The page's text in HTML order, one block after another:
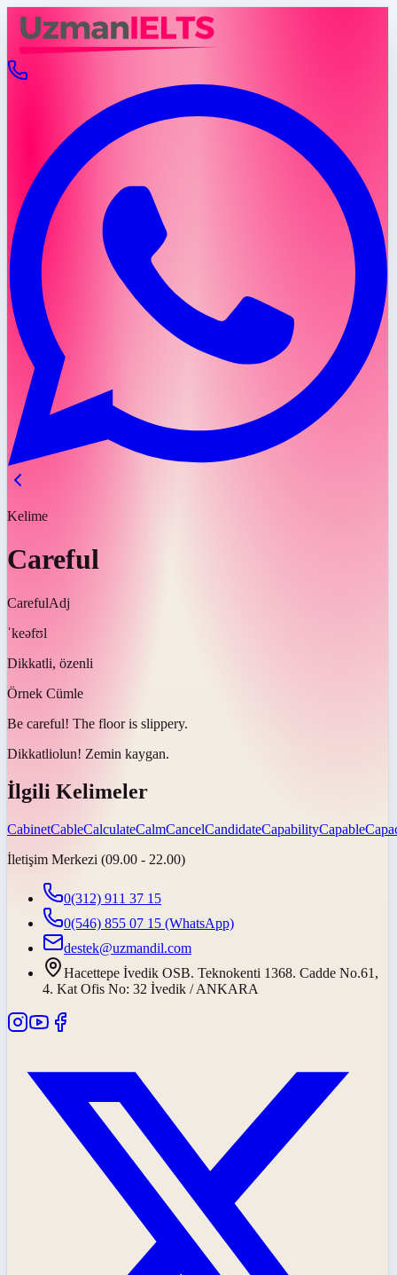
Kelime
Careful
CarefulAdj
ˈkeəfʊl
Dikkatli, özenli
Örnek Cümle
Be careful! The floor is slippery.
Dikkatliolun! Zemin kaygan.
İlgili Kelimeler
CabinetCableCalculateCalmCancelCandidateCapabilityCapable
İletişim Merkezi (09.00 - 22.00)
0(312) 911 37 15
0(546) 855 07 15 (WhatsApp)
destek@uzmandil.com
Hacettepe İvedik OSB. Teknokenti 1368. Cadde No.61,
4. Kat Ofis No: 32 İvedik / ANKARA